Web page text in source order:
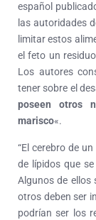
español
las autoridades
limitar estos
el feto un
Los autores
tener sobre el
poseen otros
marisco«.
“El cerebro de
de lípidos que
Algunos de ellos
otros deben ser
podrían ser los